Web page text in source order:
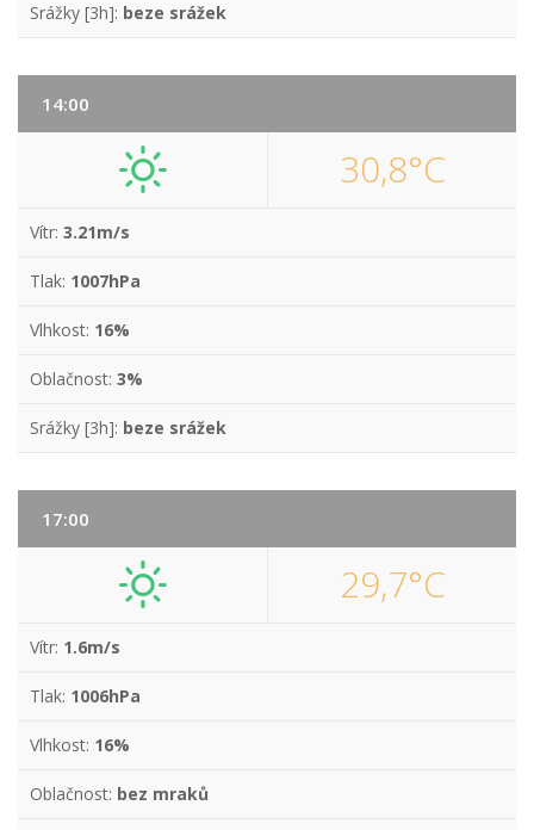
Srážky [3h]: beze srážek
14:00
30,8°C
Vítr: 3.21m/s
Tlak: 1007hPa
Vlhkost: 16%
Oblačnost: 3%
Srážky [3h]: beze srážek
17:00
29,7°C
Vítr: 1.6m/s
Tlak: 1006hPa
Vlhkost: 16%
Oblačnost: bez mraků